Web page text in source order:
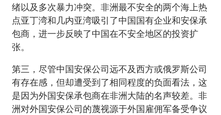
绪以及多次暴力冲突。非洲最不安全的两个海上热
点亚丁湾和几内亚湾吸引了中国国有企业和安保承
包商，进一步反映了中国在不安全地区的投资扩
张。
第三，尽管中国安保公司远不及西方或俄罗斯公司
有存在感，但却遭受到了相同程度的负面看法，这
是因为外国安保承包商在非洲大陆的名声较差。非
洲对外国安保公司的蔑视源于外国雇佣军备受争议